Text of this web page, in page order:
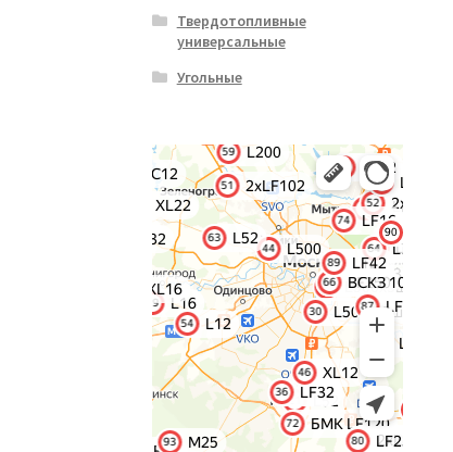
Твердотопливные
универсальные
Угольные